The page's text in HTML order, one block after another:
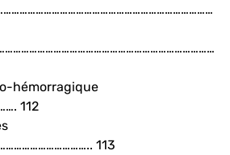
hémorragique
112
113